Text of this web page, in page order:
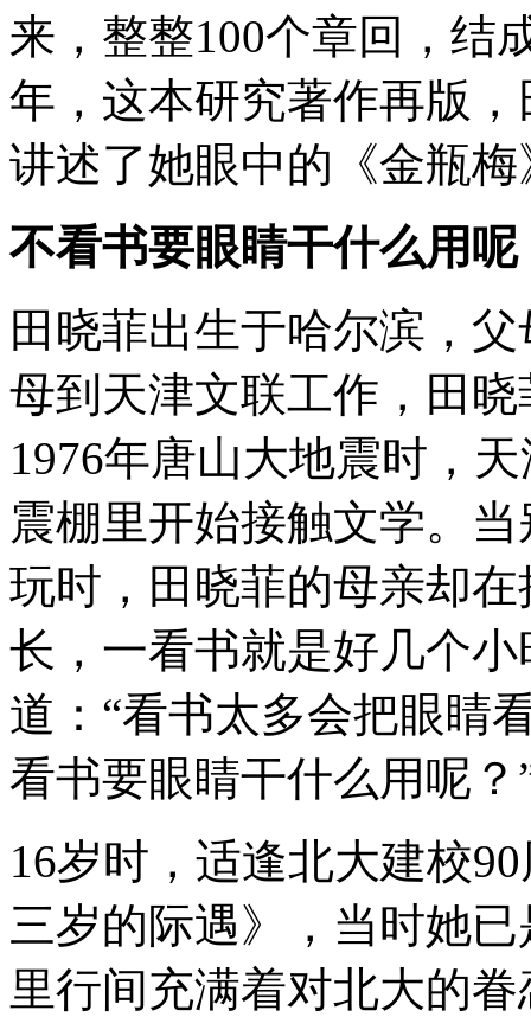
来，整整100个章回，结
年，这本研究著作再版
讲述了她眼中的《金瓶梅
不看书要眼睛干什么用呢
田晓菲出生于哈尔滨，
母到天津文联工作，田
1976年唐山大地震时，
震棚里开始接触文学。
玩时，田晓菲的母亲却
长，一看书就是好几个
道：“看书太多会把眼睛
看书要眼睛干什么用呢？
16岁时，适逢北大建校
三岁的际遇》，当时她
里行间充满着对北大的